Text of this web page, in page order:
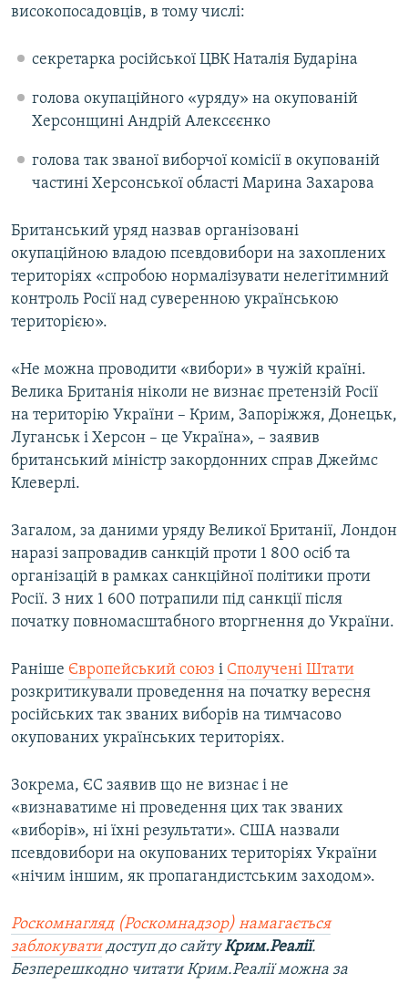
високопосадовців, в тому числі:
секретарка російської ЦВК Наталія Бударіна
голова окупаційного «уряду» на окупованій
Херсонщині Андрій Алексєєнко
голова так званої виборчої комісії в окупованій
частині Херсонської області Марина Захарова
Британський уряд назвав організовані
окупаційною владою псевдовибори на захоплених
територіях «спробою нормалізувати нелегітимний
контроль Росії над суверенною українською
територією».
«Не можна проводити «вибори» в чужій країні.
Велика Британія ніколи не визнає претензій Росії
на територію України – Крим, Запоріжжя, Донецьк,
Луганськ і Херсон – це Україна», – заявив
британський міністр закордонних справ Джеймс
Клеверлі.
Загалом, за даними уряду Великої Британії, Лондон
наразі запровадив санкцій проти 1 800 осіб та
організацій в рамках санкційної політики проти
Росії. З них 1 600 потрапили під санкції після
початку повномасштабного вторгнення до України.
Раніше Європейський союз і Сполучені Штати
розкритикували проведення на початку вересня
російських так званих виборів на тимчасово
окупованих українських територіях.
Зокрема, ЄС заявив що не визнає і не
«визнаватиме ні проведення цих так званих
«виборів», ні їхні результати». США назвали
псевдовибори на окупованих територіях України
«нічим іншим, як пропагандистським заходом».
Роскомнагляд (Роскомнадзор) намагається
заблокуватидоступ до сайтуКрим.Реалії.
Безперешкодно читати Крим.Реалії можна за